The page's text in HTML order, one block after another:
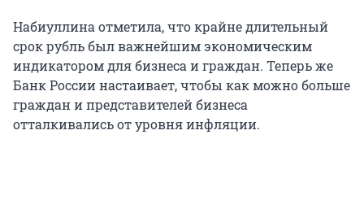
Набиуллина отметила, что крайне длительный
срок рубль был важнейшим экономическим
индикатором для бизнеса и граждан. Теперь же
Банк России настаивает, чтобы как можно больше
граждан и представителей бизнеса
отталкивались от уровня инфляции.